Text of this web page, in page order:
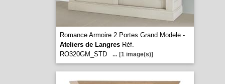
Romance Armoire 2 Portes Grand Modele -
Ateliers de LangresRéf.
RO320GM_STD
... [1 image(s)]